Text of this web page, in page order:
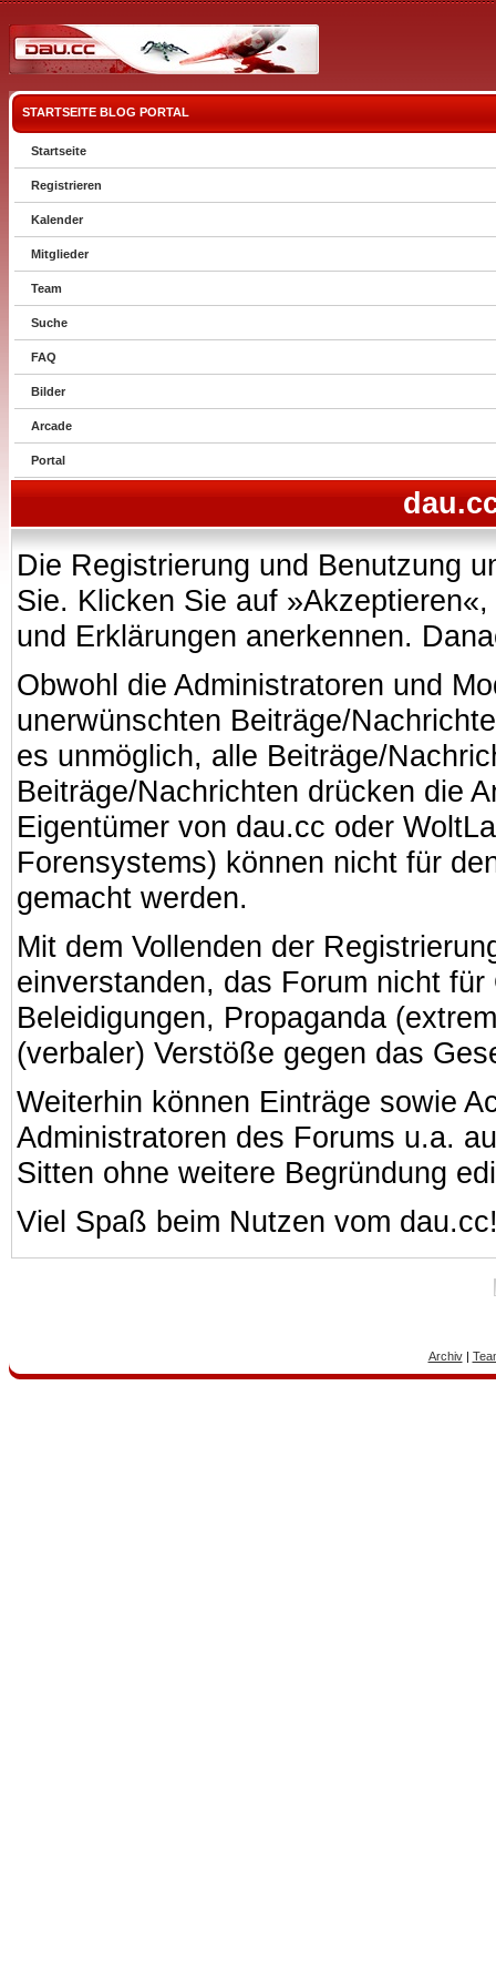
STARTSEITE BLOG PORTAL
Startseite
Registrieren
Kalender
Mitglieder
Team
Suche
FAQ
Bilder
Arcade
Portal
Die Registrierung und Benutzung
Sie. Klicken Sie auf
und Erklärungen anerkennen.
Obwohl die Administratoren und
unerwünschten Beiträge/
es unmöglich, alle Beiträge/
Beiträge/Nachrichten drücken die
Eigentümer von dau.cc oder
Forensystems) können nicht für
gemacht werden.
Mit dem Vollenden der
einverstanden, das Forum nicht
Beleidigungen, Propaganda
(verbaler) Verstöße gegen das
Weiterhin können Einträge sowie
Administratoren des Forums u.a.
Sitten ohne weitere Begründung
Viel Spaß beim Nutzen vom
Archiv|